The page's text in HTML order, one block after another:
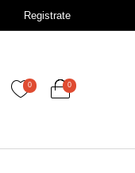
Registrate
0 0